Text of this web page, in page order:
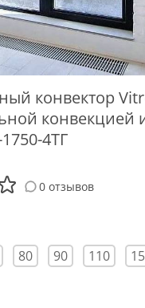
конвектор
конвекцией
4ТГ
0 отзывов
80 90 110